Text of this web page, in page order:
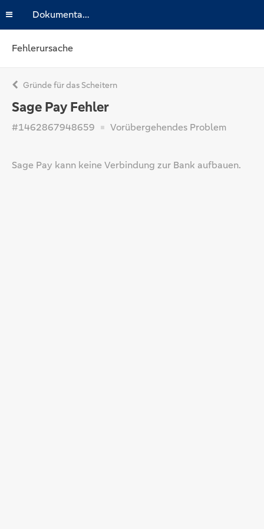
Dokumentation
Fehlerursache
Gründe für das Scheitern
Sage Pay Fehler
#1462867948659 Vorübergehendes Problem
Sage Pay kann keine Verbindung zur Bank aufbauen.